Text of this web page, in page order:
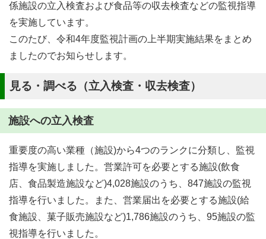
係施設の立入検査および食品等の収去検査などの監視指導
を実施しています。
このたび、令和4年度監視計画の上半期実施結果をまとめ
ましたのでお知らせします。
見る・調べる（立入検査・収去検査）
施設への立入検査
重要度の高い業種（施設)から4つのランクに分類し、監視
指導を実施しました。営業許可を必要とする施設(飲食
店、食品製造施設など)4,028施設のうち、847施設の監視
指導を行いました。また、営業届出を必要とする施設(給
食施設、菓子販売施設など)1,786施設のうち、95施設の監
視指導を行いました。